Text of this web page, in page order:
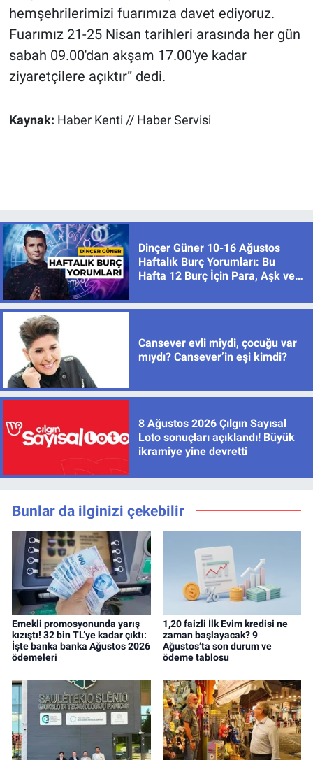
hemşehrilerimizi fuarımıza davet ediyoruz.
Fuarımız 21-25 Nisan tarihleri arasında her gün
sabah 09.00'dan akşam 17.00'ye kadar
ziyaretçilere açıktır” dedi.
Kaynak: Haber Kenti // Haber Servisi
Dinçer Güner 10-16 Ağustos
Haftalık Burç Yorumları: Bu
Hafta 12 Burç İçin Para, Aşk ve
Cansever evli miydi, çocuğu var
mıydı? Cansever’in eşi kimdi?
8 Ağustos 2026 Çılgın Sayısal
Loto sonuçları açıklandı! Büyük
ikramiye yine devretti
Bunlar da ilginizi çekebilir
Emekli promosyonunda yarış
kızıştı! 32 bin TL’ye kadar çıktı:
İşte banka banka Ağustos 2026
ödemeleri
1,20 faizli İlk Evim kredisi ne
zaman başlayacak? 9
Ağustos’ta son durum ve
ödeme tablosu